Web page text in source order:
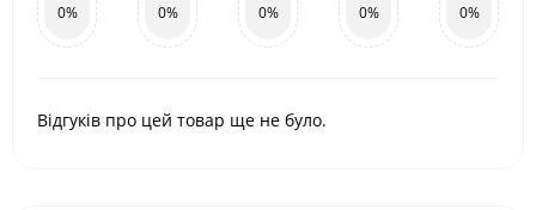
0% 0% 0% 0% 0%
Відгуків про цей товар ще не було.